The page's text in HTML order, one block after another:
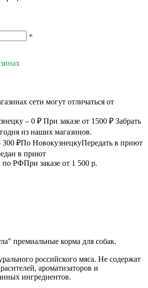
+
сети могут отличаться от
– 0 ₽ При заказе от 1500 ₽ Забрать
из наших магазинов.
300 ₽По НовокузнецкуПередать в приют
в приют
по РФПри заказе от 1 500 р.
премиальные корма для собак.
российского мяса. Не содержат
ароматизаторов и
ингредиентов.